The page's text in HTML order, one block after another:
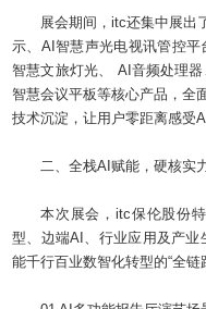
展会期间，itc还集中展出
示、AI智慧声光电视讯管控平
智慧文旅灯光、 AI音频处理
智慧会议平板等核心产品，全
技术沉淀，让用户零距离感受
二、全栈AI赋能，硬核实
本次展会，itc保伦股份
型、边端AI、行业应用及产
能千行百业数智化转型的“全链